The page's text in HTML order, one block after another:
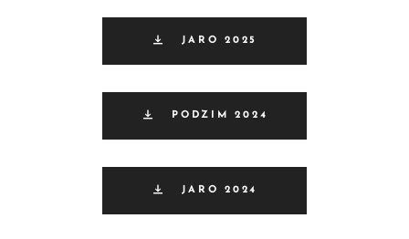
JARO 2025
PODZIM 2024
JARO 2024